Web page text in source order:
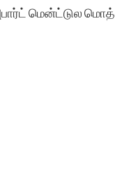
மென்ட்டுல